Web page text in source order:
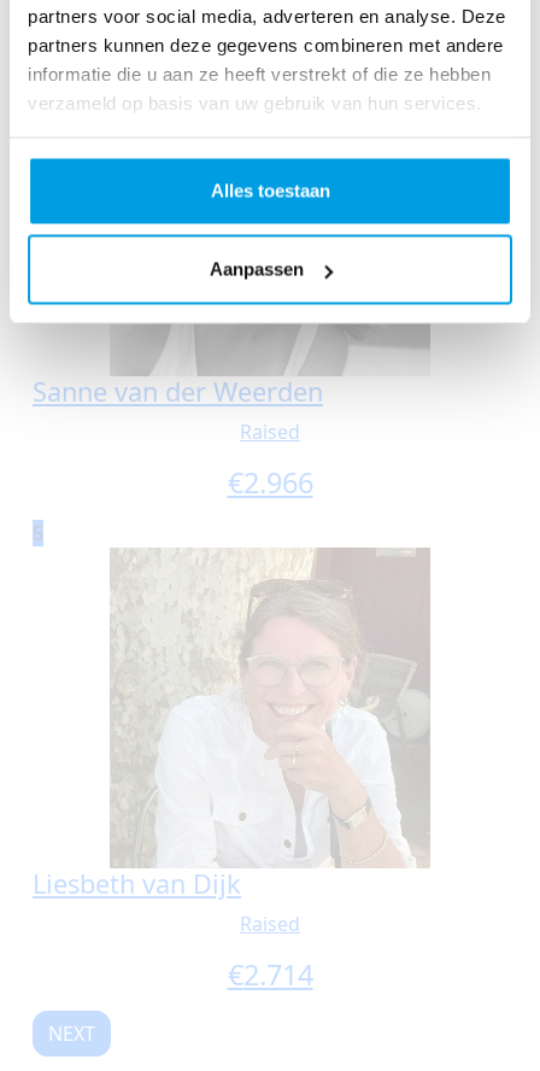
partners voor social media, adverteren en analyse. Deze
partners kunnen deze gegevens combineren met andere
informatie die u aan ze heeft verstrekt of die ze hebben
verzameld op basis van uw gebruik van hun services.
Alles toestaan
Aanpassen
4
Sanne van der Weerden
Raised
€2.966
5
Liesbeth van Dijk
Raised
€2.714
NEXT